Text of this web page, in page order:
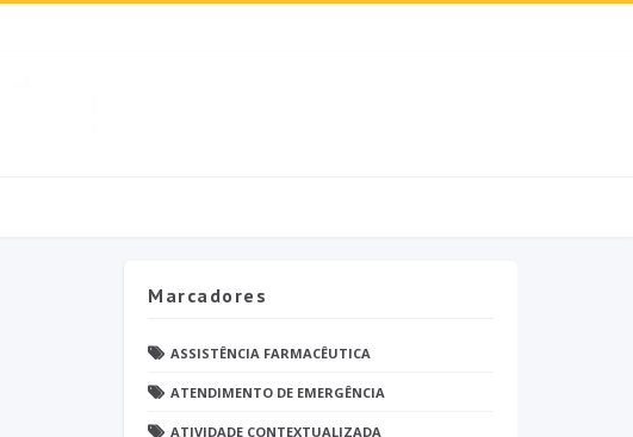
Marcadores
ASSISTÊNCIA FARMACÊUTICA
ATENDIMENTO DE EMERGÊNCIA
ATIVIDADE CONTEXTUALIZADA